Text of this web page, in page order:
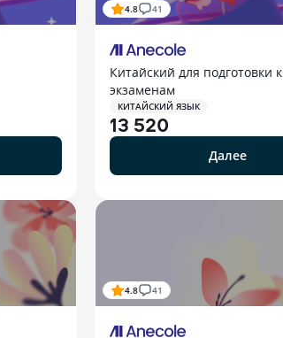
4.8 41
Китайский для подготовки к
экзаменам
КИТАЙСКИЙ ЯЗЫК
13 520
Далее
4.8 41